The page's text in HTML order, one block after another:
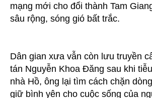
mạng mới cho đổi thành Tam
sâu rộng, sóng gió bất trắc.
Dân gian xưa vẫn còn lưu truyền
tán Nguyễn Khoa Đăng sau khi
nhà Hồ, ông lại tìm cách chặn
giữ bình yên cho cuộc sống của